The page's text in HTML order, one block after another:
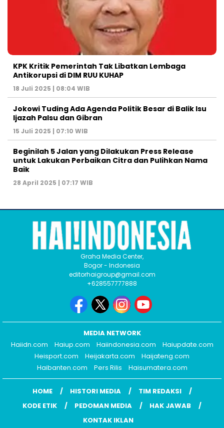
KPK Kritik Pemerintah Tak Libatkan Lembaga
Antikorupsi di DIM RUU KUHAP
18 Juli 2025 | 08:04 WIB
Jokowi Tuding Ada Agenda Politik Besar di Balik Isu
Ijazah Palsu dan Gibran
15 Juli 2025 | 07:10 WIB
Beginilah 5 Jalan yang Dilakukan Press Release
untuk Lakukan Perbaikan Citra dan Pulihkan Nama
Baik
28 April 2025 | 07:17 WIB
Graha Media Center,
Bogor - Indonesia
editorhaigroup@gmail.com
+628557777888
MEDIA NETWORK
Haiidn.com
Haiup.com Haiindonesia.com
Haiupdate.com
Heisport.com
Heijakarta.com
Haijateng.com
Haibanten.com
Pers Rilis Haisumatera.com
HOME HISTORI MEDIA
TIM REDAKSI
KODE ETIK
PEDOMAN MEDIA
HAK JAWAB
KONTAK IKLAN